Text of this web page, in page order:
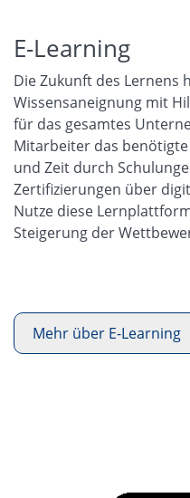
E-Learning
Die Zukunft des Lernens
Wissensaneignung mit
für das gesamtes
Mitarbeiter das
und Zeit durch
Zertifizierungen über
Nutze diese
Steigerung der
Mehr über E-Learning